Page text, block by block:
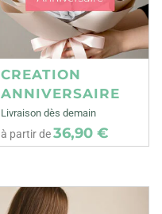
CREATION
ANNIVERSAIRE
Livraison dès demain
à partir de36,90 €